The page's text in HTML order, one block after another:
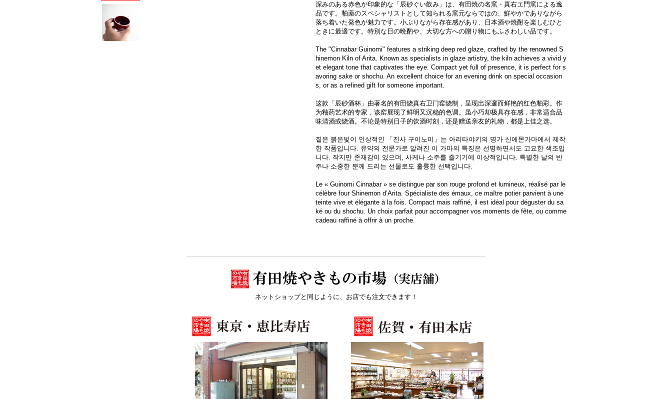
深みのある赤色が印象的な「辰砂ぐい飲み」は、有田焼の名窯・真右エ門窯による逸
品です。釉薬のスペシャリストとして知られる窯元ならではの、鮮やかでありながら
落ち着いた発色が魅力です。小ぶりながら存在感があり、日本酒や焼酎を楽しむひと
ときに最適です。特別な日の晩酌や、大切な方への贈り物にもふさわしい品です。
The "Cinnabar Guinomi" features a striking deep red glaze, crafted by the renowned S
hinemon Kiln of Arita. Known as specialists in glaze artistry, the kiln achieves a vivid y
et elegant tone that captivates the eye. Compact yet full of presence, it is perfect for s
avoring sake or shochu. An excellent choice for an evening drink on special occasion
s, or as a refined gift for someone important.
这款「辰砂酒杯」由著名的有田烧真右卫门窑烧制，呈现出深邃而鲜艳的红色釉彩。作
为釉药艺术的专家，该窑展现了鲜明又沉稳的色调。虽小巧却极具存在感，非常适合品
味清酒或烧酒。不论是特别日子的饮酒时刻，还是赠送亲友的礼物，都是上佳之选。
짙은 붉은빛이 인상적인 「진사 구이노미」는 아리타야키의 명가 신에몬가마에서 제작
한 작품입니다. 유약의 전문가로 알려진 이 가마의 특징은 선명하면서도 고요한 색조입
니다. 작지만 존재감이 있으며, 사케나 소주를 즐기기에 이상적입니다. 특별한 날의 반
주나 소중한 분께 드리는 선물로도 훌륭한 선택입니다.
Le « Guinomi Cinnabar » se distingue par son rouge profond et lumineux, réalisé par le
célèbre four Shinemon d’Arita. Spécialiste des émaux, ce maître potier parvient à une
teinte vive et élégante à la fois. Compact mais raffiné, il est idéal pour déguster du sa
ké ou du shochu. Un choix parfait pour accompagner vos moments de fête, ou comme
cadeau raffiné à offrir à un proche.
ネットショップと同じように、お店でも注文できます！